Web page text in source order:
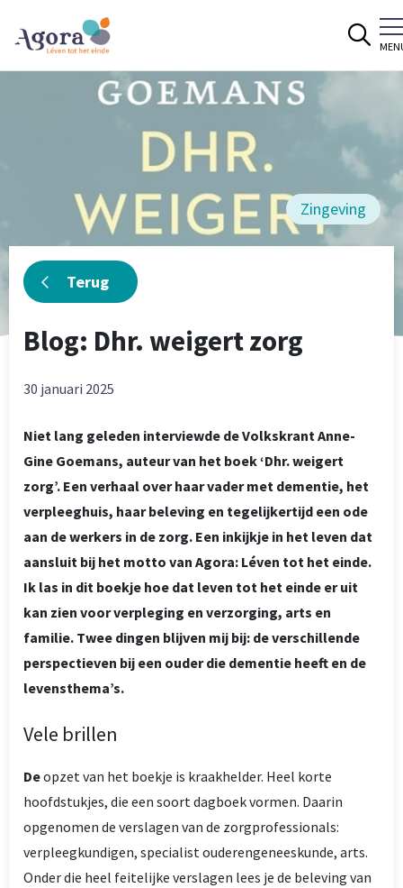
Zingeving
Terug
Blog: Dhr. weigert zorg
30 januari 2025
Niet lang geleden interviewde de Volkskrant Anne-
Gine Goemans, auteur van het boek ‘Dhr. weigert
zorg’. Een verhaal over haar vader met dementie, het
verpleeghuis, haar beleving en tegelijkertijd een ode
aan de werkers in de zorg. Een inkijkje in het leven dat
aansluit bij het motto van Agora: Léven tot het einde.
Ik las in dit boekje hoe dat leven tot het einde er uit
kan zien voor verpleging en verzorging, arts en
familie. Twee dingen blijven mij bij: de verschillende
perspectieven bij een ouder die dementie heeft en de
levensthema’s.
Vele brillen
Deopzet van het boekje is kraakhelder. Heel korte
hoofdstukjes, die een soort dagboek vormen. Daarin
opgenomen de verslagen van de zorgprofessionals:
verpleegkundigen, specialist ouderengeneeskunde, arts.
Onder die heel feitelijke verslagen lees je de beleving van